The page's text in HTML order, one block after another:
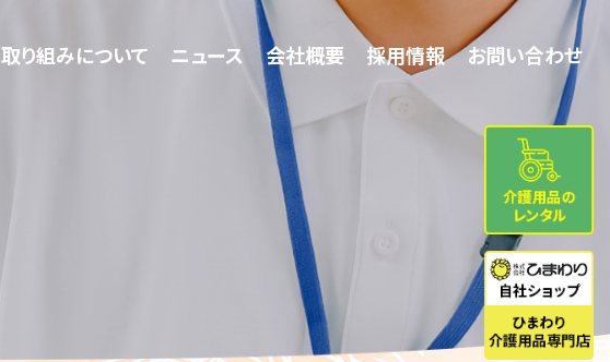
取り組みについて ニュース 会社概要 採用情報 お問い合わせ
取り組みについて ニュース 会社概要 採用情報 お問い合わせ